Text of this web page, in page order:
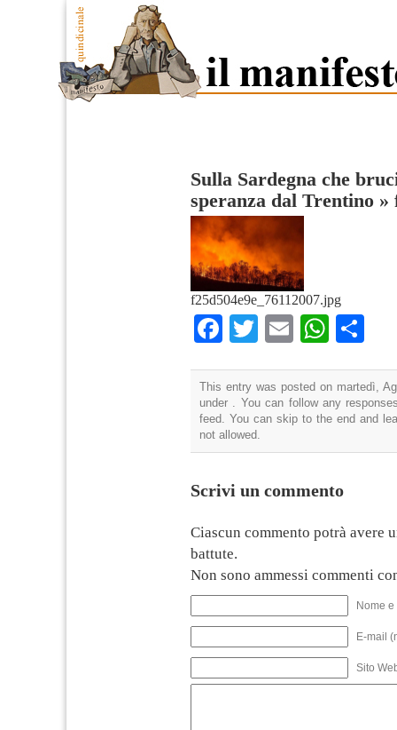
Sulla Sardegna che
speranza dal Trentino »
f25d504e9e_76112007.jpg
Facebook
TwitterEmail
This entry was posted on martedì,
under . You can follow any
feed. You can skip to the end and
not allowed.
Scrivi un commento
Ciascun commento potrà avere
battute.
Non sono ammessi commenti
Nome
E-mail
Sito